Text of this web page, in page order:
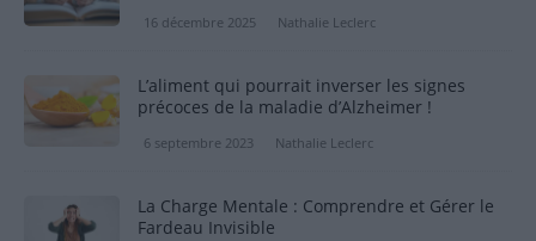
16 décembre 2025 Nathalie Leclerc
L’aliment qui pourrait inverser les signes
précoces de la maladie d’Alzheimer !
6 septembre 2023 Nathalie Leclerc
La Charge Mentale : Comprendre et Gérer le
Fardeau Invisible